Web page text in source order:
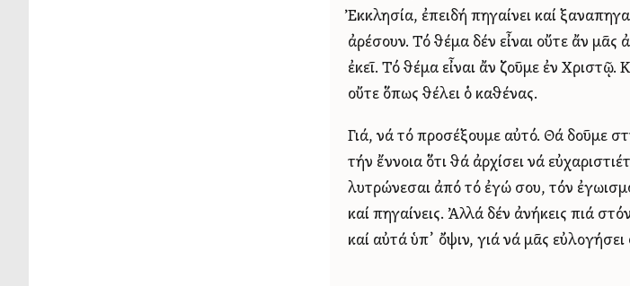
Ἐκκλησία, ἐπειδή πηγαίνει καί
ἀρέσουν. Τό θέμα δέν εἶναι οὔτε ἄν μᾶς
ἐκεῖ. Τό θέμα εἶναι ἄν ζοῦμε ἐν Χριστῷ.
οὔτε ὅπως θέλει ὁ καθένας.
Γιά, νά τό προσέξουμε αὐτό. Θά δοῦμε
τήν ἔννοια ὅτι θά ἀρχίσει νά
λυτρώνεσαι ἀπό τό ἐγώ σου, τόν
καί πηγαίνεις. Ἀλλά δέν ἀνήκεις πιά
καί αὐτά ὑπ᾿ ὄψιν, γιά νά μᾶς εὐλογήσει